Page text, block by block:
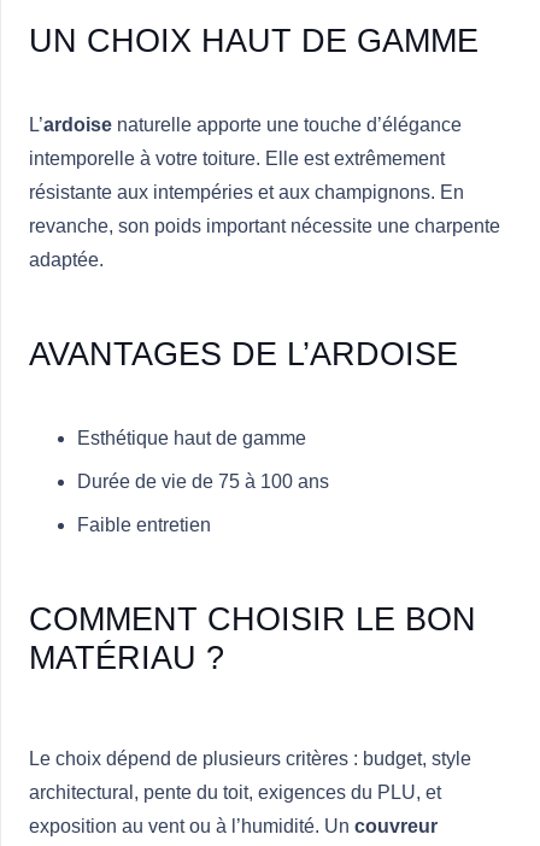
UN CHOIX HAUT DE GAMME
L’ardoise naturelle apporte une touche d’élégance
intemporelle à votre toiture. Elle est extrêmement
résistante aux intempéries et aux champignons. En
revanche, son poids important nécessite une charpente
adaptée.
AVANTAGES DE L’ARDOISE
Esthétique haut de gamme
Durée de vie de 75 à 100 ans
Faible entretien
COMMENT CHOISIR LE BON
MATÉRIAU ?
Le choix dépend de plusieurs critères : budget, style
architectural, pente du toit, exigences du PLU, et
exposition au vent ou à l’humidité. Un couvreur